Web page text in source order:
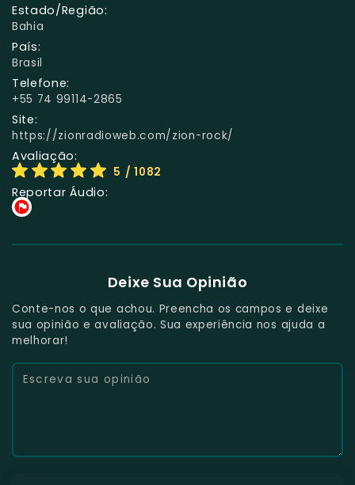
Estado/Região:
Bahia
País:
Brasil
Telefone:
+55 74 99114-2865
Site:
https://zionradioweb.com/zion-rock/
Avaliação:
5 / 1082
Reportar Áudio:
Deixe Sua Opinião
Conte-nos o que achou. Preencha os campos e deixe
sua opinião e avaliação. Sua experiência nos ajuda a
melhorar!